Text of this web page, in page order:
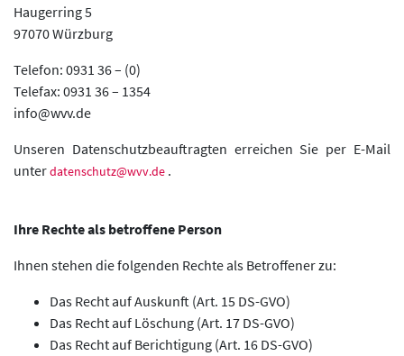
Haugerring 5
97070 Würzburg
Telefon: 0931 36 – (0)
Telefax: 0931 36 – 1354
info@wvv.de
Unseren Datenschutzbeauftragten erreichen Sie per E-Mail
unterdatenschutz@wvv.de .
Ihre Rechte als betroffene Person
Ihnen stehen die folgenden Rechte als Betroffener zu:
Das Recht auf Auskunft (Art. 15 DS-GVO)
Das Recht auf Löschung (Art. 17 DS-GVO)
Das Recht auf Berichtigung (Art. 16 DS-GVO)